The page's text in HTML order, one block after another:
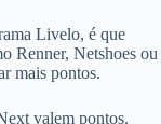
Livelo, é que
Renner, Netshoes ou
mais pontos.
valem pontos.